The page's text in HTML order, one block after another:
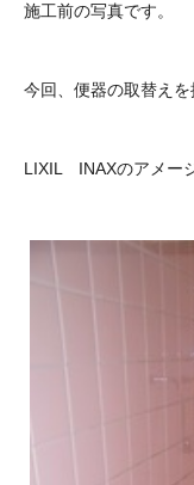
施工前の写真です。
今回、便器の取替えを
LIXIL INAXのアメー